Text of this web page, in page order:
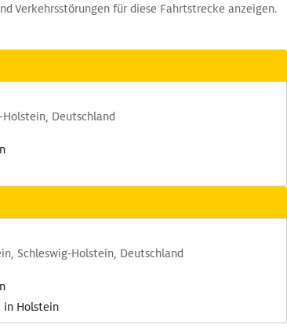
Verkehrsstörungen für diese Fahrtstrecke anzeigen.
Holstein, Deutschland
Schleswig-Holstein, Deutschland
in Holstein